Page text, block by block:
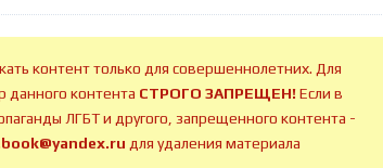
контент только для совершеннолетних. Для
данного контента СТРОГО ЗАПРЕЩЕН!Если в
ЛГБТ и другого, запрещенного контента -
для удаления материала